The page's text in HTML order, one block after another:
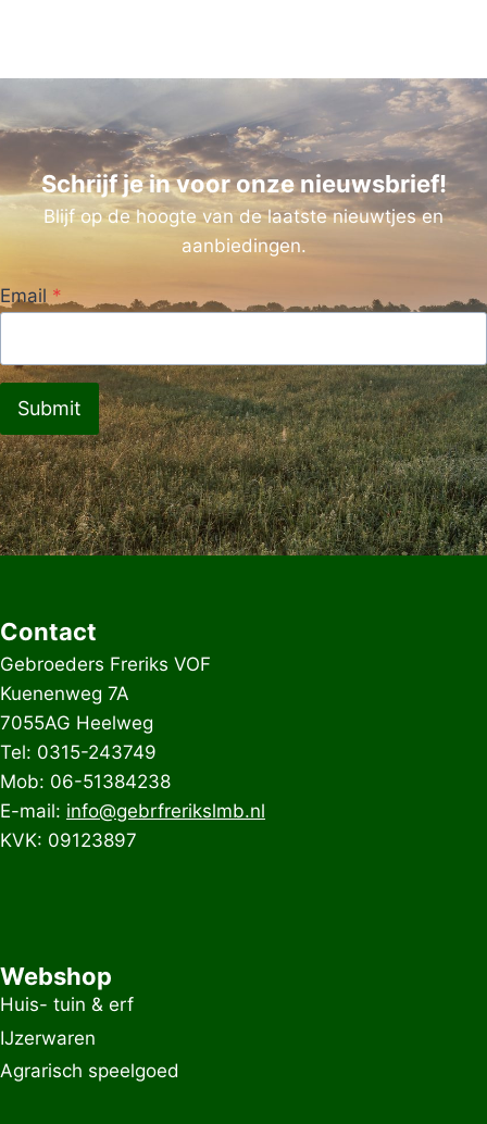
Schrijf je in voor onze nieuwsbrief!
Blijf op de hoogte van de laatste nieuwtjes en
aanbiedingen.
Email *
Submit
Contact
Gebroeders Freriks VOF
Kuenenweg 7A
7055AG Heelweg
Tel: 0315-243749
Mob: 06-51384238
E-mail: info@gebrfrerikslmb.nl
KVK: 09123897
Webshop
Huis- tuin & erf
IJzerwaren
Agrarisch speelgoed